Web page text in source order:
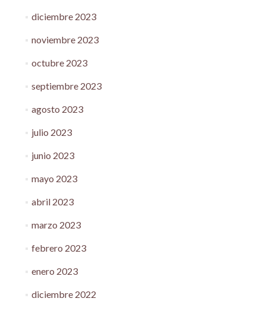
diciembre 2023
noviembre 2023
octubre 2023
septiembre 2023
agosto 2023
julio 2023
junio 2023
mayo 2023
abril 2023
marzo 2023
febrero 2023
enero 2023
diciembre 2022